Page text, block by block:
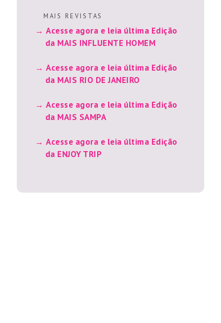
M A I S R E V I S T A S
Acesse agora e leia última Edição
da MAIS INFLUENTE HOMEM
Acesse agora e leia última Edição
da MAIS RIO DE JANEIRO
Acesse agora e leia última Edição
da MAIS SAMPA
Acesse agora e leia última Edição
da ENJOY TRIP